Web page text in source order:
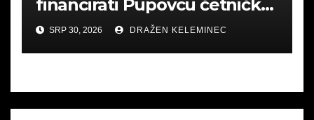
financirati Pupovcu četničke
derneke.
SRP 30, 2026 DRAŽEN KELEMINEC